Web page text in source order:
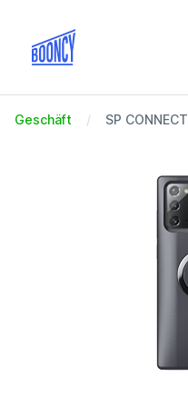
Geschäft SP CONNECT